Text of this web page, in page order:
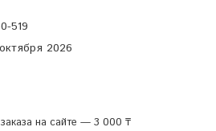
519
2026
на сайте — 3 000 ₸